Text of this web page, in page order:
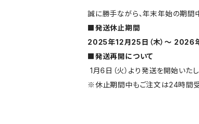
誠に勝手ながら、年末年始の期間
■発送休止期間
2025年12月25日（木）～ 2026年
■発送再開について
1月6日（火）より発送を開始いたし
※休止期間中もご注文は24時間受